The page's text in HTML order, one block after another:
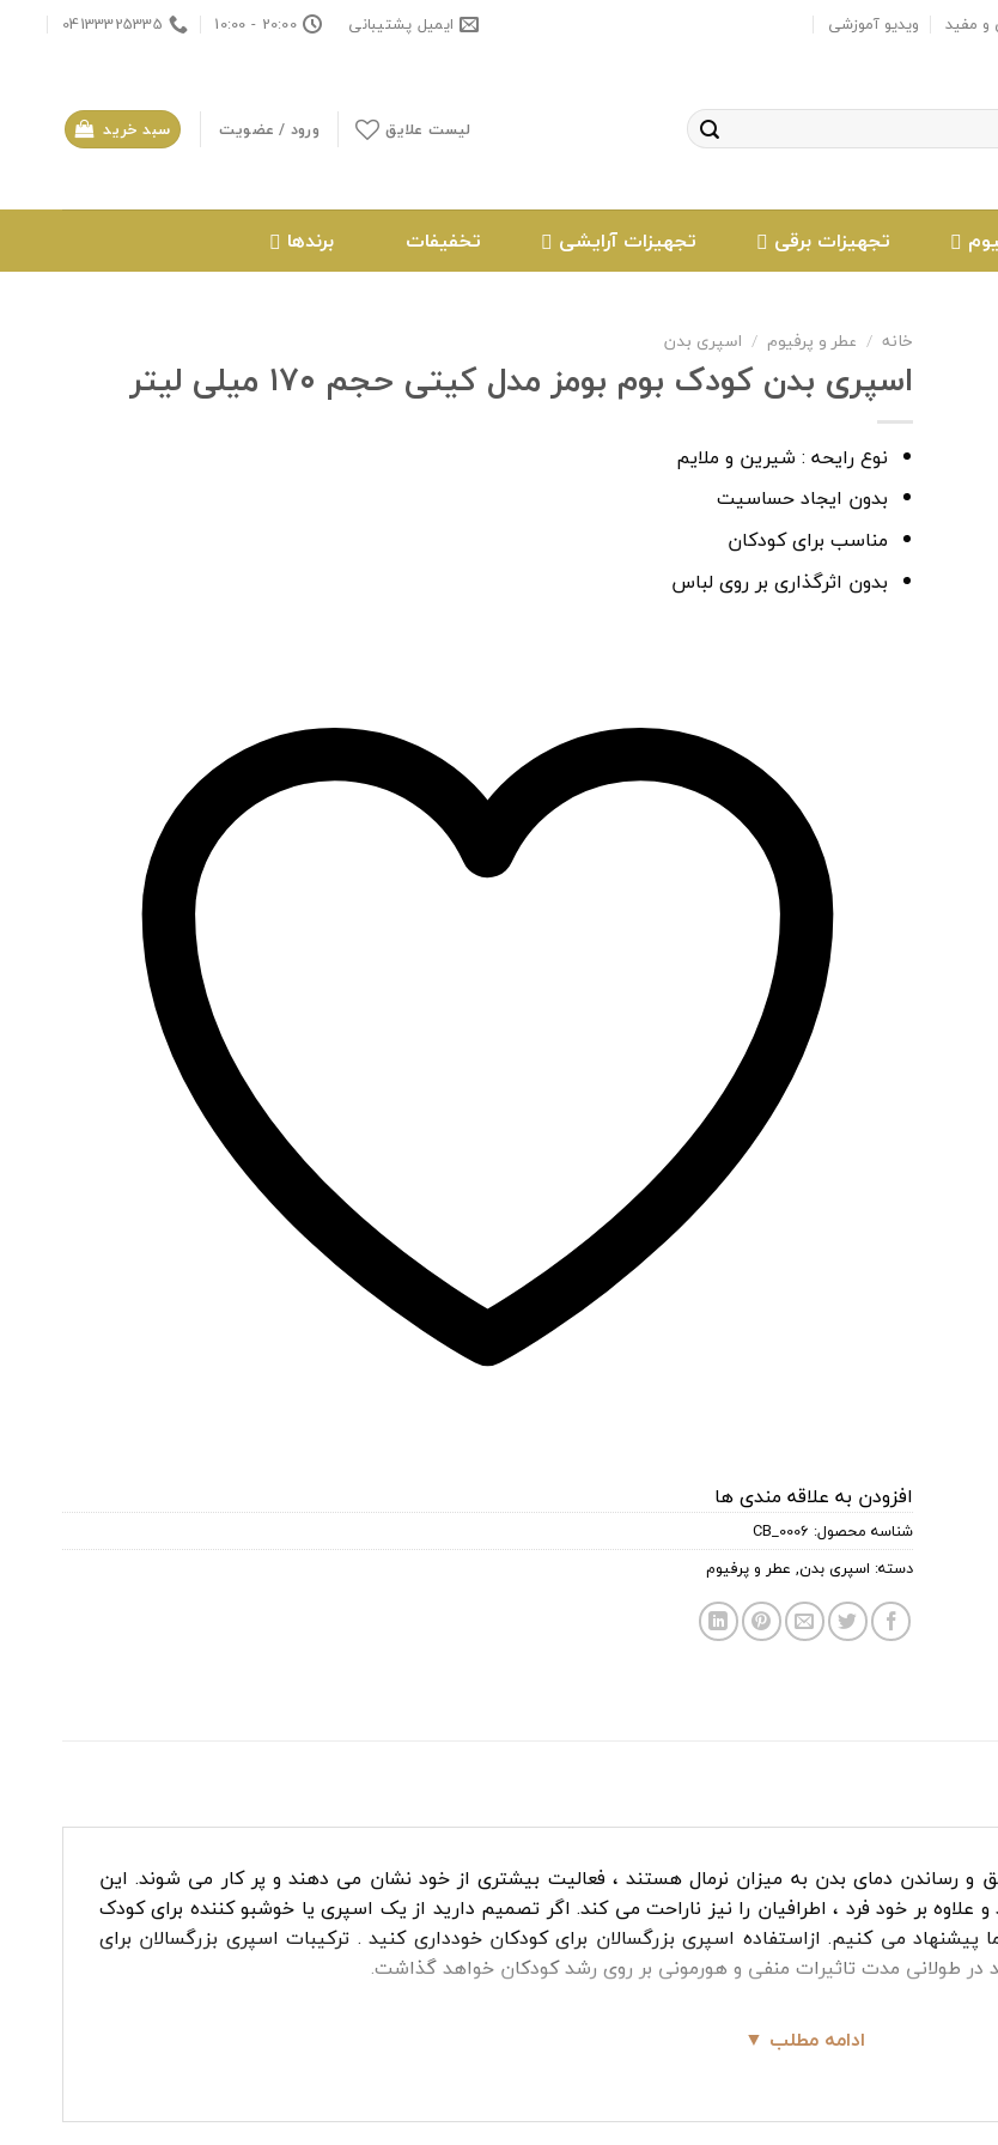
و مفید ویدیو آموزشی ایمیل پشتیبانی 20:00 - 10:00
04133325335
لیست علایق ورود / عضویت سبد خرید
تجهیزات برقی تجهیزات آرایشی تخفیفات برندها
خانه / عطر و پرفیوم / اسپری بدن
اسپری بدن کودک بوم بومز مدل کیتی حجم ۱۷۰ میلی لیتر
نوع رایحه : شیرین و ملایم
بدون ایجاد حساسیت
مناسب برای کودکان
بدون اثرگذاری بر روی لباس
افزودن به علاقه مندی ها
شناسه محصول: CB_0006
دسته: اسپری بدن, عطر و پرفیوم
رساندن دمای بدن به میزان نرمال هستند ، فعالیت بیشتری از خود نشان می‌ دهند و پر کار می‌ شوند. این
بر خود فرد ، اطرافیان را نیز ناراحت می‌ کند. اگر تصمیم دارید از یک اسپری یا خوشبو کننده برای کودک
می کنیم. ازاستفاده اسپری بزرگسالان برای کودکان خودداری کنید . ترکیبات اسپری بزرگسالان برای
در طولانی مدت تاثیرات منفی و هورمونی بر روی رشد کودکان خواهد گذاشت.
ادامه مطلب ▼